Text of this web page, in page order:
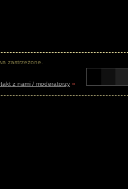
zastrzeżone.
z nami / moderatorzy »